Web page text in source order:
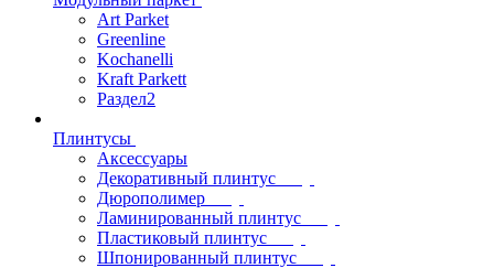
Art Parket
Greenline
Kochanelli
Kraft Parkett
Раздел2
Плинтусы
Аксессуары
Декоративный плинтус
Дюрополимер
Ламинированный плинтус
Пластиковый плинтус
Шпонированный плинтус